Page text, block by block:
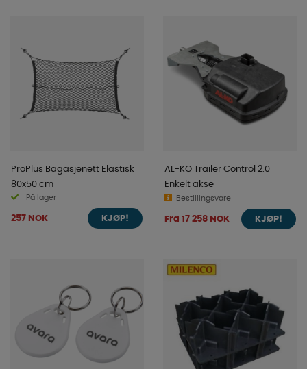
ProPlus Bagasjenett Elastisk
80x50 cm
På lager
257 NOK KJØP!
AL-KO Trailer Control 2.0
Enkelt akse
Bestillingsvare
Fra 17 258 NOK KJØP!